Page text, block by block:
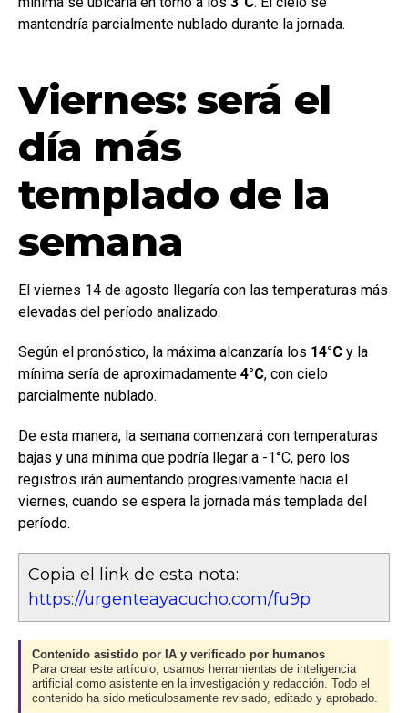
mantendría parcialmente nublado durante la jornada.
Viernes: será el
día más
templado de la
semana
El viernes 14 de agosto llegaría con las temperaturas más
elevadas del período analizado.
Según el pronóstico, la máxima alcanzaría los 14°C y la
mínima sería de aproximadamente 4°C, con cielo
parcialmente nublado.
De esta manera, la semana comenzará con temperaturas
bajas y una mínima que podría llegar a -1°C, pero los
registros irán aumentando progresivamente hacia el
viernes, cuando se espera la jornada más templada del
período.
Copia el link de esta nota:
https://urgenteayacucho.com/fu9p
Contenido asistido por IA y verificado por humanos
Para crear este artículo, usamos herramientas de inteligencia
artificial como asistente en la investigación y redacción. Todo el
contenido ha sido meticulosamente revisado, editado y aprobado.